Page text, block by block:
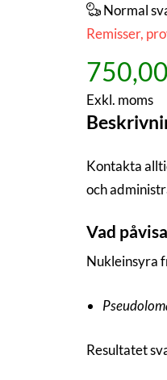
Normal
Remisser,
Exkl. moms
Kontakta
och
Vad
Nukleinsyra
Resultatet